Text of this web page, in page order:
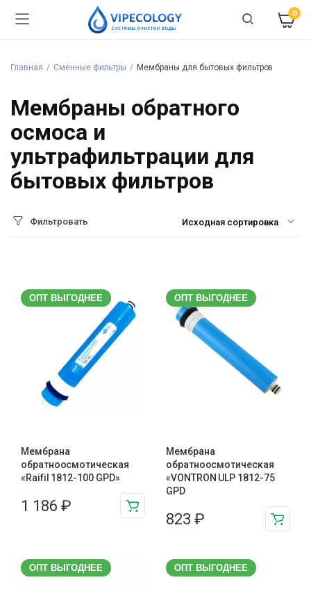
0
Главная Сменные фильтры Мембраны для бытовых фильтров
Мембраны обратного
осмоса и
ультрафильтрации для
бытовых фильтров
Фильтровать
ОПТ ВЫГОДНЕЕ
Мембрана
обратноосмотическая
«Raifil 1812-100 GPD»
1 186 ₽
ОПТ ВЫГОДНЕЕ
Мембрана
обратноосмотическая
«VONTRON ULP 1812-75
GPD
823 ₽
ОПТ ВЫГОДНЕЕ ОПТ ВЫГОДНЕЕ